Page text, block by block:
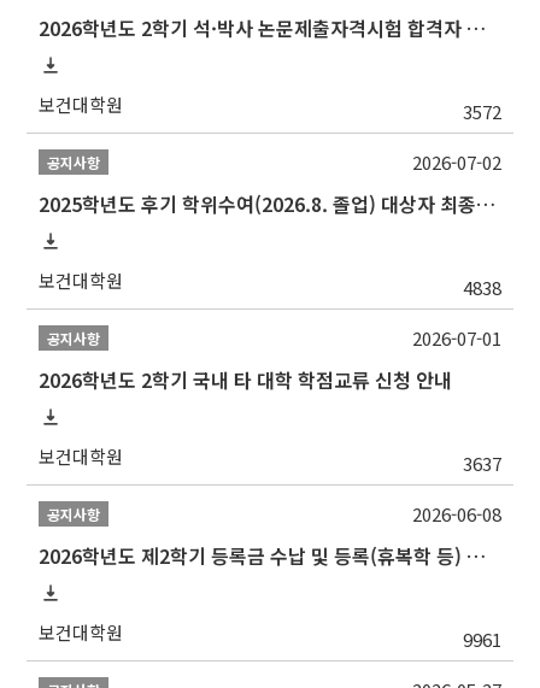
2026학년도 2학기 석·박사 논문제출자격시험 합격자 공고(TSQ Exam Result)
보건대학원 3572
공지사항
2025학년도 후기 학위수여(2026.8. 졸업) 대상자 최종인준 논문 제출 안내
보건대학원 4838
2026-07-02
공지사항
2026학년도 2학기 국내 타 대학 학점교류 신청 안내
보건대학원 3637
2026-07-01
공지사항
2026학년도 제2학기 등록금 수납 및 등록(휴복학 등) 일정 안내
보건대학원 9961
2026-06-08